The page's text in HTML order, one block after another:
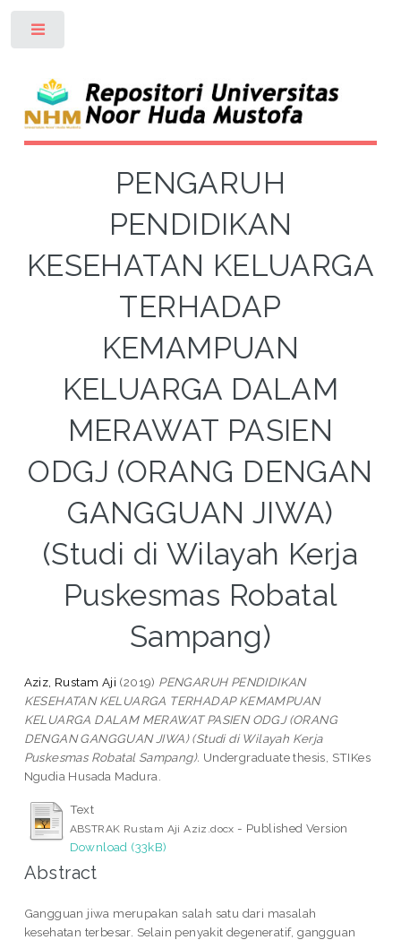
PENGARUH
PENDIDIKAN
KESEHATAN KELUARGA
TERHADAP
KEMAMPUAN
KELUARGA DALAM
MERAWAT PASIEN
ODGJ (ORANG DENGAN
GANGGUAN JIWA)
(Studi di Wilayah Kerja
Puskesmas Robatal
Sampang)
Aziz, Rustam Aji (2019) PENGARUH PENDIDIKAN
KESEHATAN KELUARGA TERHADAP KEMAMPUAN
KELUARGA DALAM MERAWAT PASIEN ODGJ (ORANG
DENGAN GANGGUAN JIWA) (Studi di Wilayah Kerja
Puskesmas Robatal Sampang). Undergraduate thesis, STIKes
Ngudia Husada Madura.
Text
ABSTRAK Rustam Aji Aziz.docx - Published Version
Download (33kB)
Abstract
Gangguan jiwa merupakan salah satu dari masalah
kesehatan terbesar. Selain penyakit degeneratif, gangguan